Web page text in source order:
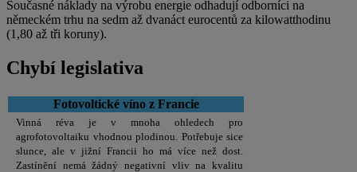
Současné náklady na výrobu energie odhadují odborníci na
německém trhu na sedm až dvanáct eurocentů za kilowatthodinu
(1,80 až tři koruny).
Chybí legislativa
Fotovoltické víno z Francie
Vinná réva je v mnoha ohledech pro
agrofotovoltaiku vhodnou plodinou. Potřebuje sice
slunce, ale v jižní Francii ho má více než dost.
Zastínění nemá žádný negativní vliv na kvalitu